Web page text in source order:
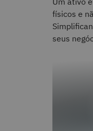
físicos e
seus